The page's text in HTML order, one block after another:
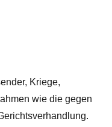
Kriege,
wie die gegen